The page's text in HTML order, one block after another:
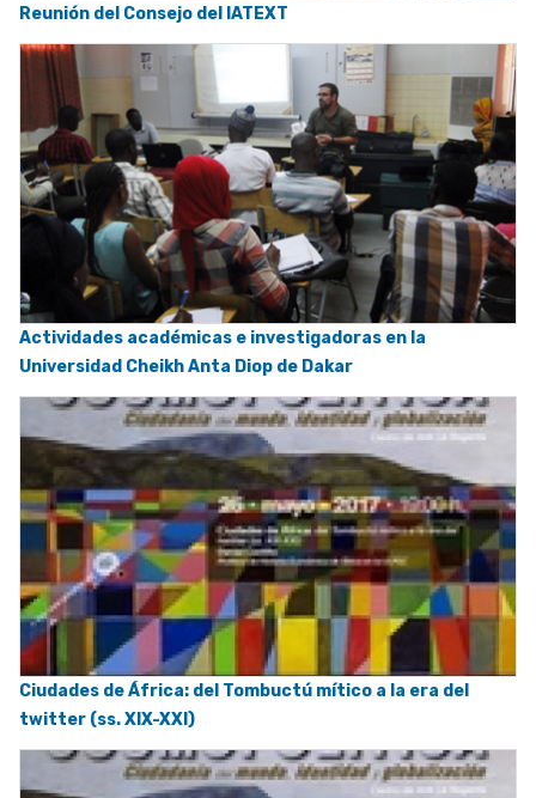
Reunión del Consejo del IATEXT
Actividades académicas e investigadoras en la
Universidad Cheikh Anta Diop de Dakar
Ciudades de África: del Tombuctú mítico a la era del
twitter (ss. XIX-XXI)